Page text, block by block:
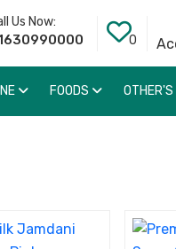
Us Now:
0
FOODS OTHER'S